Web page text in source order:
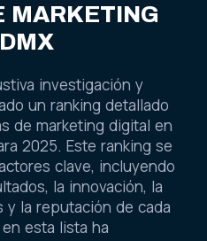
MARKETING
investigación y
un ranking detallado
de marketing digital en
2025. Este ranking se
clave, incluyendo
la innovación, la
y la reputación de cada
esta lista ha